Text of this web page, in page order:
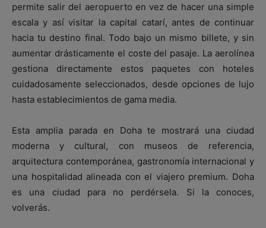
permite salir del aeropuerto en vez de hacer una simple
escala y así visitar la capital catarí, antes de continuar
hacia tu destino final. Todo bajo un mismo billete, y sin
aumentar drásticamente el coste del pasaje. La aerolínea
gestiona directamente estos paquetes con hoteles
cuidadosamente seleccionados, desde opciones de lujo
hasta establecimientos de gama media.
Esta amplia parada en Doha te mostrará una ciudad
moderna y cultural, con museos de referencia,
arquitectura contemporánea, gastronomía internacional y
una hospitalidad alineada con el viajero premium. Doha
es una ciudad para no perdérsela. Si la conoces,
volverás.